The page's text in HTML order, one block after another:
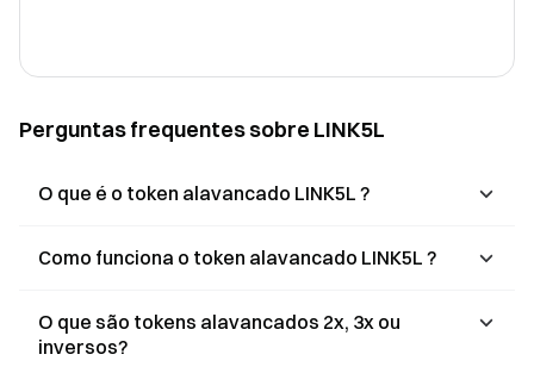
Perguntas frequentes sobre LINK5L
O que é o token alavancado LINK5L ?
Como funciona o token alavancado LINK5L ?
O que são tokens alavancados 2x, 3x ou
inversos?